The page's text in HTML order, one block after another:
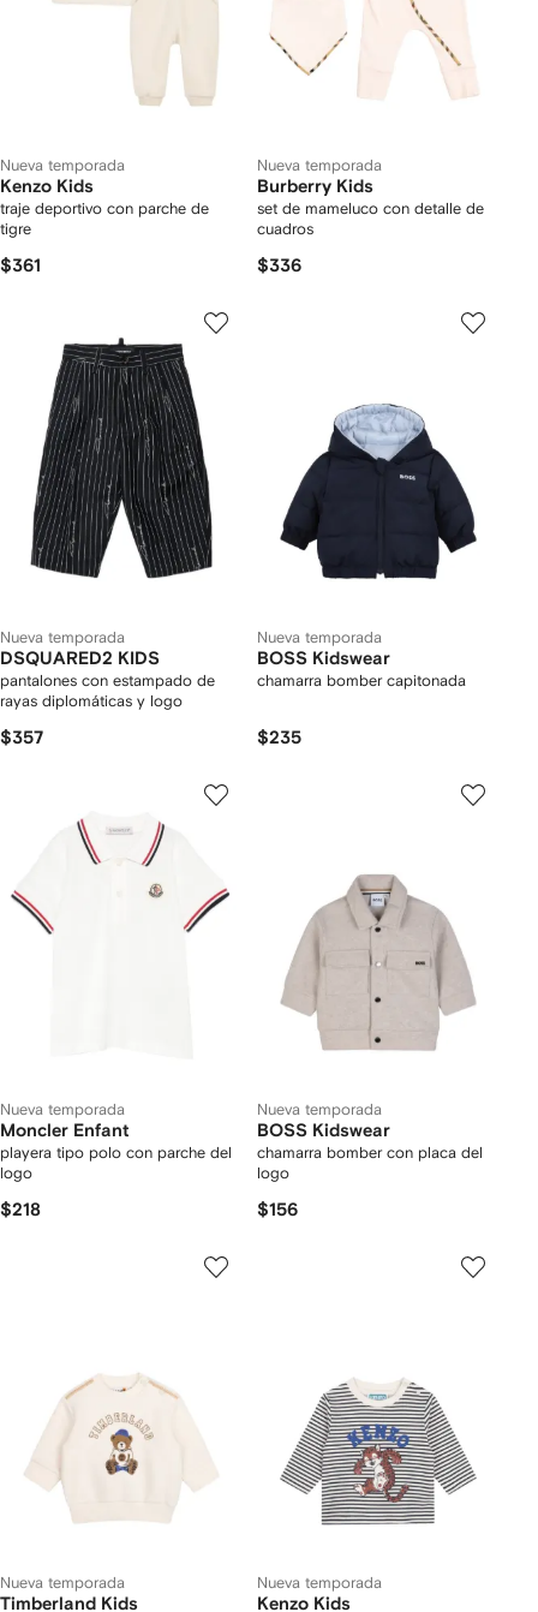
Nueva temporada
Kenzo Kids
traje deportivo con parche de
tigre
$361
Nueva temporada
Burberry Kids
set de mameluco con detalle de
cuadros
$336
Nueva temporada
DSQUARED2 KIDS
pantalones con estampado de
rayas diplomáticas y logo
$357
Nueva temporada
BOSS Kidswear
chamarra bomber capitonada
$235
Nueva temporada
Moncler Enfant
playera tipo polo con parche del
logo
$218
Nueva temporada
BOSS Kidswear
chamarra bomber con placa del
logo
$156
Nueva temporada
Timberland Kids
Nueva temporada
Kenzo Kids